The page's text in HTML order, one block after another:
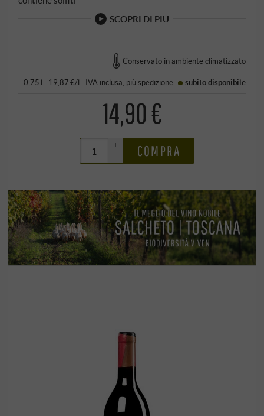
SCOPRI DI PIÙ
Conservato in ambiente climatizzato
0,75 l · 19,87 €/l · IVA inclusa, piùspedizione subito disponibile
14,90 €
+
–
COMPRA